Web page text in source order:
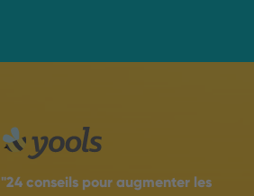
"24 conseils pour augmenter les